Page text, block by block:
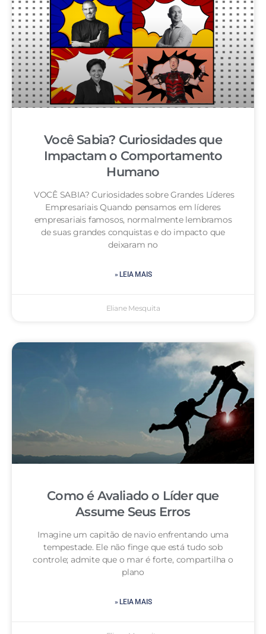
Você Sabia? Curiosidades que
Impactam o Comportamento
Humano
VOCÊ SABIA? Curiosidades sobre Grandes Líderes
Empresariais Quando pensamos em líderes
empresariais famosos, normalmente lembramos
de suas grandes conquistas e do impacto que
deixaram no
» LEIA MAIS
Eliane Mesquita
Como é Avaliado o Líder que
Assume Seus Erros
Imagine um capitão de navio enfrentando uma
tempestade. Ele não finge que está tudo sob
controle; admite que o mar é forte, compartilha o
plano
» LEIA MAIS